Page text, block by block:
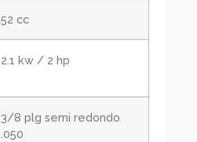
52 cc
2.1 kw / 2 hp
3/8 plg semi redondo
.050